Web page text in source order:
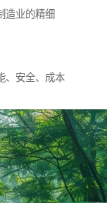
造业的精细
、安全、成本